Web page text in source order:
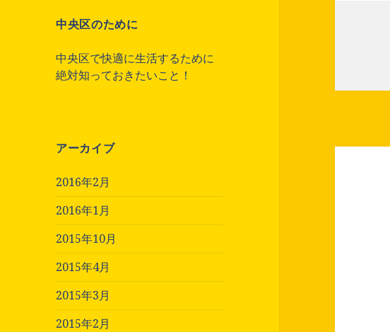
中央区のために
中央区で快適に生活するために
絶対知っておきたいこと！
アーカイブ
2016年2月
2016年1月
2015年10月
2015年4月
2015年3月
2015年2月